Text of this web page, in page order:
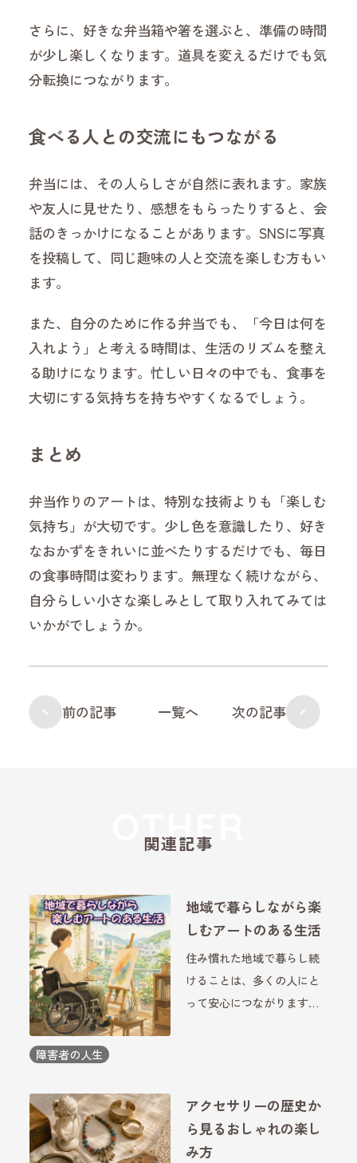
さらに、好きな弁当箱や箸を選ぶと、準備の時間
が少し楽しくなります。道具を変えるだけでも気
分転換につながります。
食べる人との交流にもつながる
弁当には、その人らしさが自然に表れます。家族
や友人に見せたり、感想をもらったりすると、会
話のきっかけになることがあります。SNSに写真
を投稿して、同じ趣味の人と交流を楽しむ方もい
ます。
また、自分のために作る弁当でも、「今日は何を
入れよう」と考える時間は、生活のリズムを整え
る助けになります。忙しい日々の中でも、食事を
大切にする気持ちを持ちやすくなるでしょう。
まとめ
弁当作りのアートは、特別な技術よりも「楽しむ
気持ち」が大切です。少し色を意識したり、好き
なおかずをきれいに並べたりするだけでも、毎日
の食事時間は変わります。無理なく続けながら、
自分らしい小さな楽しみとして取り入れてみては
いかがでしょうか。
前の記事 一覧へ 次の記事
関連記事
障害者の人生
地域で暮らしながら楽
しむアートのある生活
住み慣れた地域で暮らし続
けることは、多くの人にと
って安心につながります。
のある方にとっても、地域
とのつながりを広げたり、
自分 […]
アクセサリーの歴史か
ら見るおしゃれの楽し
み方